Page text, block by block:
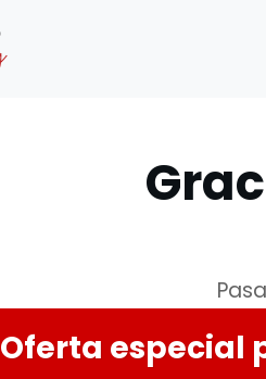
Oferta especial